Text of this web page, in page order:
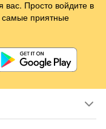
вас. Просто войдите в
самые приятные